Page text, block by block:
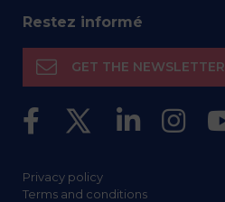
Restez informé
GET THE NEWSLETTER
Privacy policy
Terms and conditions